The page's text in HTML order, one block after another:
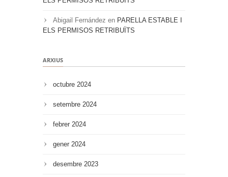
Abigail Fernández en PARELLA ESTABLE I
ELS PERMISOS RETRIBUÏTS
ARXIUS
octubre 2024
setembre 2024
febrer 2024
gener 2024
desembre 2023